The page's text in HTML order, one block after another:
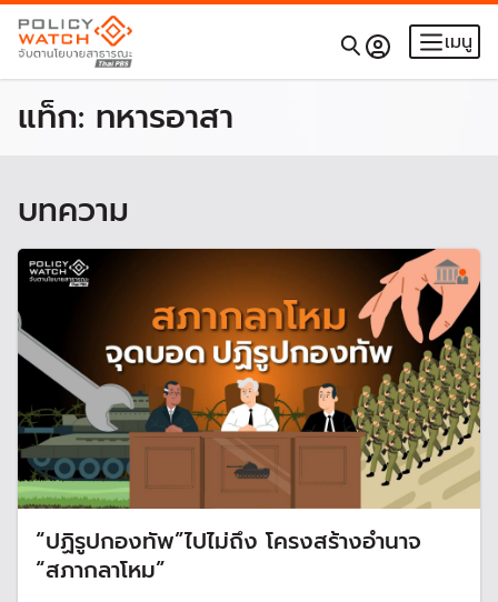
เมนู
แท็ก: ทหารอาสา
บทความ
“ปฏิรูปกองทัพ”ไปไม่ถึง โครงสร้างอำนาจ
“สภากลาโหม”